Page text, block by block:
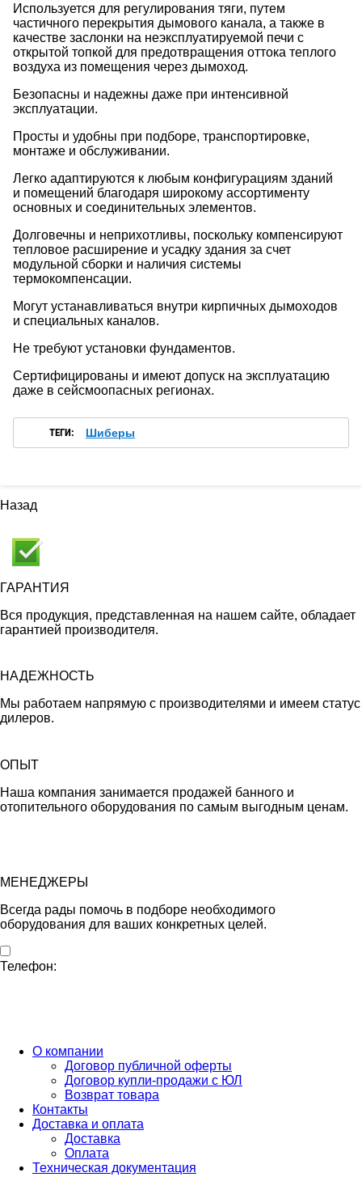
Используется для регулирования тяги, путем
частичного перекрытия дымового канала, а также в
качестве заслонки на неэксплуатируемой печи с
открытой топкой для предотвращения оттока теплого
воздуха из помещения через дымоход.
Безопасны и надежны даже при интенсивной
эксплуатации.
Просты и удобны при подборе, транспортировке,
монтаже и обслуживании.
Легко адаптируются к любым конфигурациям зданий
и помещений благодаря широкому ассортименту
основных и соединительных элементов.
Долговечны и неприхотливы, поскольку компенсируют
тепловое расширение и усадку здания за счет
модульной сборки и наличия системы
термокомпенсации.
Могут устанавливаться внутри кирпичных дымоходов
и специальных каналов.
Не требуют установки фундаментов.
Сертифицированы и имеют допуск на эксплуатацию
даже в сейсмоопасных регионах.
ТЕГИ: Шиберы
Назад
ГАРАНТИЯ
Вся продукция, представленная на нашем сайте, обладает
гарантией производителя.
НАДЕЖНОСТЬ
Мы работаем напрямую с производителями и имеем статус
дилеров.
ОПЫТ
Наша компания занимается продажей банного и
отопительного оборудования по самым выгодным ценам.
МЕНЕДЖЕРЫ
Всегда рады помочь в подборе необходимого
оборудования для ваших конкретных целей.
Телефон:
О компании
Договор публичной оферты
Договор купли-продажи с ЮЛ
Возврат товара
Контакты
Доставка и оплата
Доставка
Оплата
Техническая документация